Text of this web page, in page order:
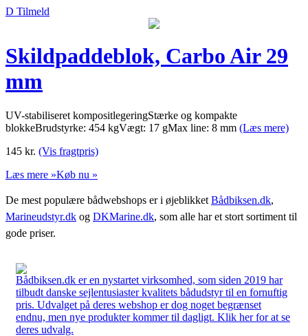
D Tilmeld
Skildpaddeblok, Carbo Air 29
mm
UV-stabiliseret kompositlegeringStærke og kompakte
blokkeBrudstyrke: 454 kgVægt: 17 gMax line: 8 mm (Læs mere)
145 kr. (Vis fragtpris)
Læs mere »Køb nu »
De mest populære bådwebshops er i øjeblikket Bådbiksen.dk,
Marineudstyr.dk og DKMarine.dk, som alle har et stort sortiment til
gode priser.
Bådbiksen.dk er en nystartet virksomhed, som siden 2019 har
tilbudt danske sejlentusiaster kvalitets bådudstyr til en fornuftig
pris. Udvalget på deres webshop er dog noget begrænset
endnu, men nye produkter kommer til dagligt. Klik her for at se
deres udvalg.